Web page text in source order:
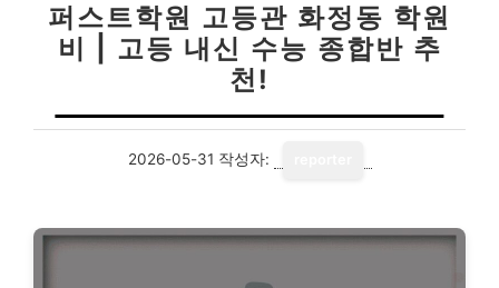
퍼스트학원 고등관 화정동 학원
비 | 고등 내신 수능 종합반 추
천!
2026-05-31 작성자: